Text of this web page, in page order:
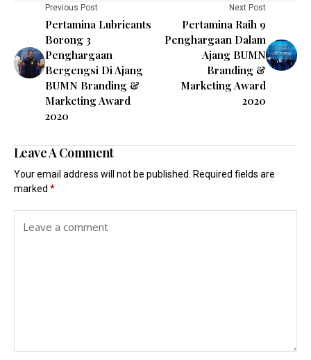
Previous Post
Pertamina Lubricants
Borong 3
Penghargaan
Bergengsi Di Ajang
BUMN Branding &
Marketing Award
2020
Next Post
Pertamina Raih 9
Penghargaan Dalam
Ajang BUMN
Branding &
Marketing Award
2020
Leave A Comment
Your email address will not be published. Required fields are
marked *